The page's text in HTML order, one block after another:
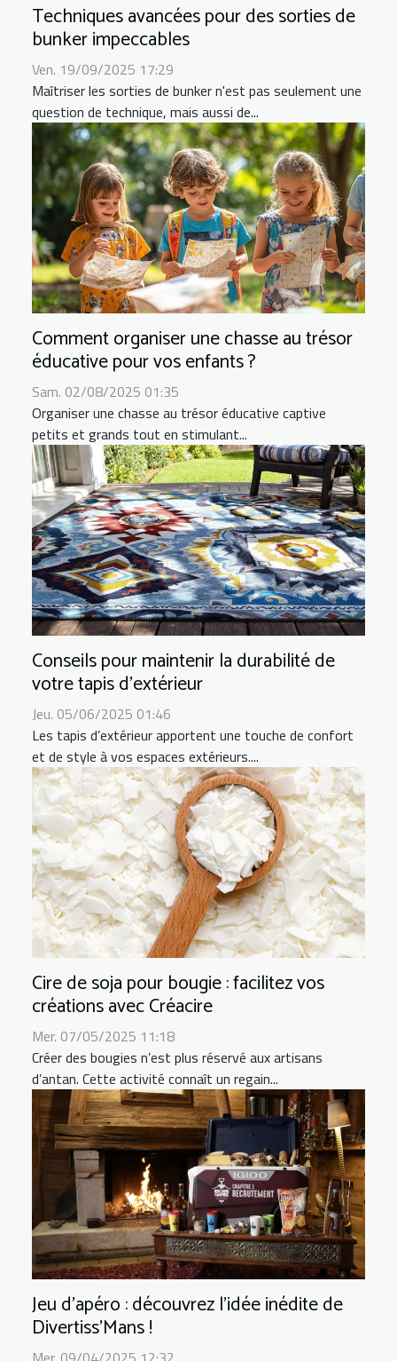
Techniques avancées pour des sorties de
bunker impeccables
Ven. 19/09/2025 17:29
Maîtriser les sorties de bunker n'est pas seulement une
question de technique, mais aussi de...
Comment organiser une chasse au trésor
éducative pour vos enfants ?
Sam. 02/08/2025 01:35
Organiser une chasse au trésor éducative captive
petits et grands tout en stimulant...
Conseils pour maintenir la durabilité de
votre tapis d'extérieur
Jeu. 05/06/2025 01:46
Les tapis d’extérieur apportent une touche de confort
et de style à vos espaces extérieurs....
Cire de soja pour bougie : facilitez vos
créations avec Créacire
Mer. 07/05/2025 11:18
Créer des bougies n’est plus réservé aux artisans
d’antan. Cette activité connaît un regain...
Jeu d’apéro : découvrez l’idée inédite de
Divertiss’Mans !